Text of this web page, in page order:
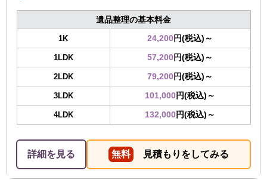
遺品整理の基本料金
1K 24,200円(税込)～
1LDK 57,200円(税込)～
2LDK 79,200円(税込)～
3LDK 101,000円(税込)～
4LDK 132,000円(税込)～
詳細を見る 無料 見積もりをしてみる